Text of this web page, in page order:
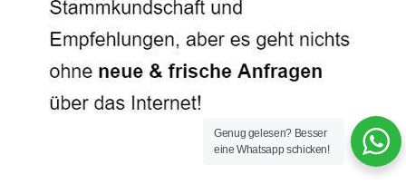
Genug gelesen? Besser
eine Whatsapp schicken!